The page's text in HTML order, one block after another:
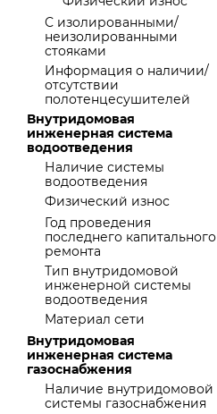
С изолированными/
неизолированными
стояками
Информация о наличии/
отсутствии
полотенцесушителей
Внутридомовая
инженерная система
водоотведения
Наличие системы
водоотведения
Физический износ
Год проведения
последнего капитального
ремонта
Тип внутридомовой
инженерной системы
водоотведения
Материал сети
Внутридомовая
инженерная система
газоснабжения
Наличие внутридомовой
системы газоснабжения